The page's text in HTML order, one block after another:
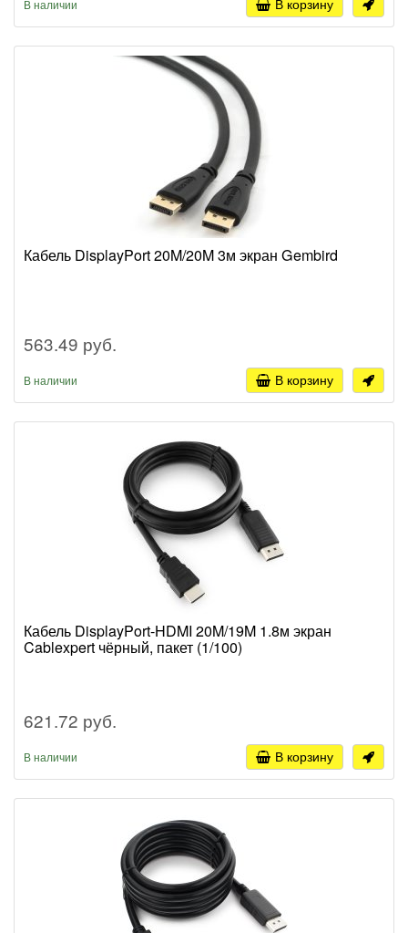
В наличии
Кабель DisplayPort 20M/20M 3м экран Gembird
563.49 руб.
В наличии В корзину
Кабель DisplayPort-HDMI 20M/19M 1.8м экран
Cablexpert чёрный, пакет (1/100)
621.72 руб.
В наличии В корзину